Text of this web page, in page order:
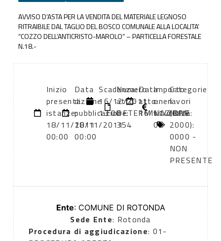
AVVISO D’ASTA PER LA VENDITA DEL MATERIALE LEGNOSO
RITRAIBILE DAL TAGLIO DEL BOSCO COMUNALE ALLA LOCALITA’
“COZZO DELL’ANTICRISTO-MAROLO” – PARTICELLA FORESTALE
N.18.-
Inizio
presentazione
istanze:
18/11/2011
00:00
Data
di
pubblicazione:
18/11/2011
00:00
Scadenza:
16/12/2011
13:00
Numero
atto:
DETERMINAZIONE
354
Data
atto:
16/11/2011
Importo
oneri
sicurezza:
0
Categorie
lavori
(DPR
2000):
0000 -
NON
PRESENTE
Ente: COMUNE DI ROTONDA
Sede Ente: Rotonda
Procedura di aggiudicazione: 01-